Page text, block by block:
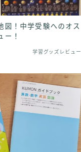
図！中学受験へのオス
ー！
学習グッズレビュー